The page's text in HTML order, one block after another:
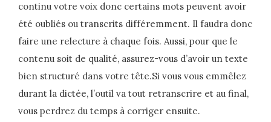
continu votre voix donc certains mots peuvent avoir
été oubliés ou transcrits différemment. Il faudra donc
faire une relecture à chaque fois. Aussi, pour que le
contenu soit de qualité, assurez-vous d’avoir un texte
bien structuré dans votre tête.Si vous vous emmêlez
durant la dictée, l’outil va tout retranscrire et au final,
vous perdrez du temps à corriger ensuite.